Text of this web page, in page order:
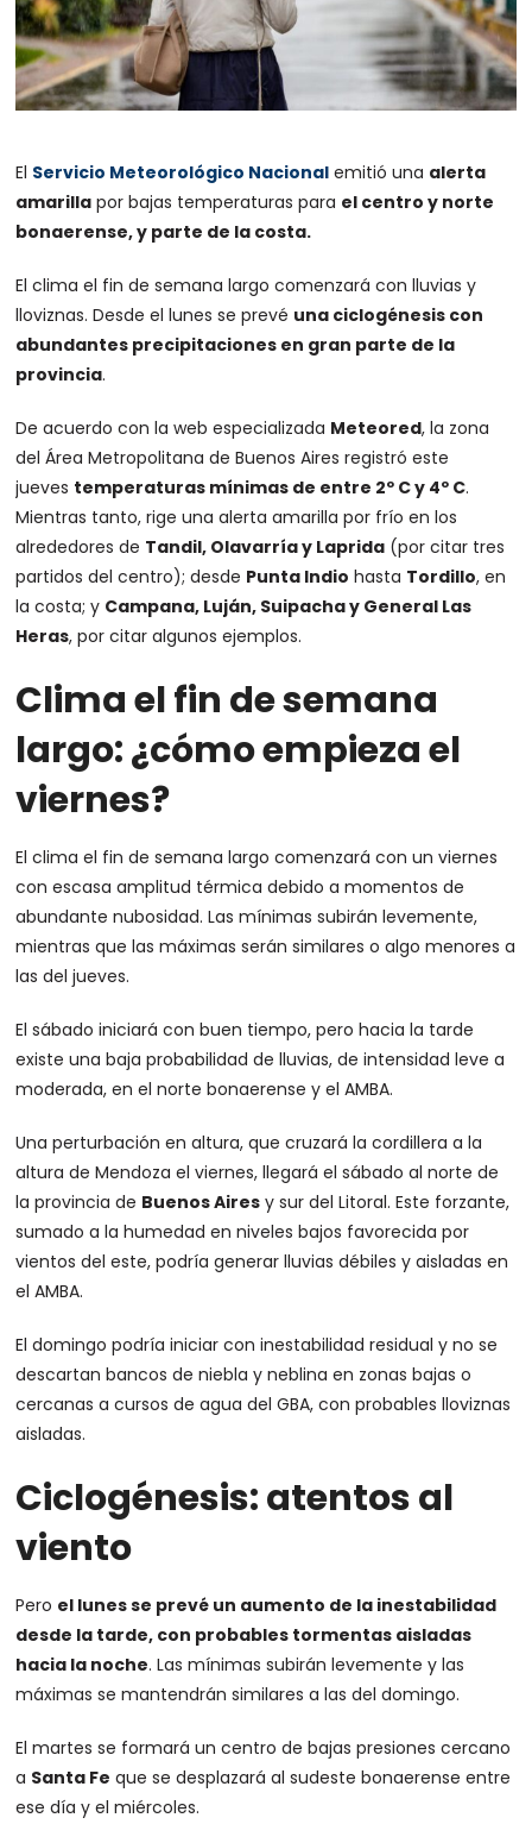
El Servicio Meteorológico Nacional emitió una alerta
amarilla por bajas temperaturas para el centro y norte
bonaerense, y parte de la costa.
El clima el fin de semana largo comenzará con lluvias y
lloviznas. Desde el lunes se prevé una ciclogénesis con
abundantes precipitaciones en gran parte de la
provincia.
De acuerdo con la web especializada Meteored, la zona
del Área Metropolitana de Buenos Aires registró este
jueves temperaturas mínimas de entre 2º C y 4º C.
Mientras tanto, rige una alerta amarilla por frío en los
alrededores de Tandil, Olavarría y Laprida (por citar tres
partidos del centro); desde Punta Indio hasta Tordillo, en
la costa; y Campana, Luján, Suipacha y General Las
Heras, por citar algunos ejemplos.
Clima el fin de semana
largo: ¿cómo empieza el
viernes?
El clima el fin de semana largo comenzará con un viernes
con escasa amplitud térmica debido a momentos de
abundante nubosidad. Las mínimas subirán levemente,
mientras que las máximas serán similares o algo menores a
las del jueves.
El sábado iniciará con buen tiempo, pero hacia la tarde
existe una baja probabilidad de lluvias, de intensidad leve a
moderada, en el norte bonaerense y el AMBA.
Una perturbación en altura, que cruzará la cordillera a la
altura de Mendoza el viernes, llegará el sábado al norte de
la provincia de Buenos Aires y sur del Litoral. Este forzante,
sumado a la humedad en niveles bajos favorecida por
vientos del este, podría generar lluvias débiles y aisladas en
el AMBA.
El domingo podría iniciar con inestabilidad residual y no se
descartan bancos de niebla y neblina en zonas bajas o
cercanas a cursos de agua del GBA, con probables lloviznas
aisladas.
Ciclogénesis: atentos al
viento
Pero el lunes se prevé un aumento de la inestabilidad
desde la tarde, con probables tormentas aisladas
hacia la noche. Las mínimas subirán levemente y las
máximas se mantendrán similares a las del domingo.
El martes se formará un centro de bajas presiones cercano
a Santa Fe que se desplazará al sudeste bonaerense entre
ese día y el miércoles.